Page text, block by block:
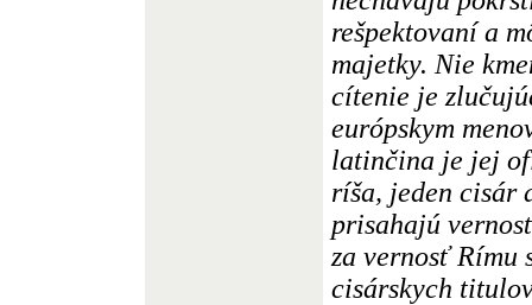
rešpektovaní a
majetky. Nie
cítenie je
európskym
latinčina je jej
ríša, jeden cisár
prisahajú
za vernosť Rímu
cisárskych